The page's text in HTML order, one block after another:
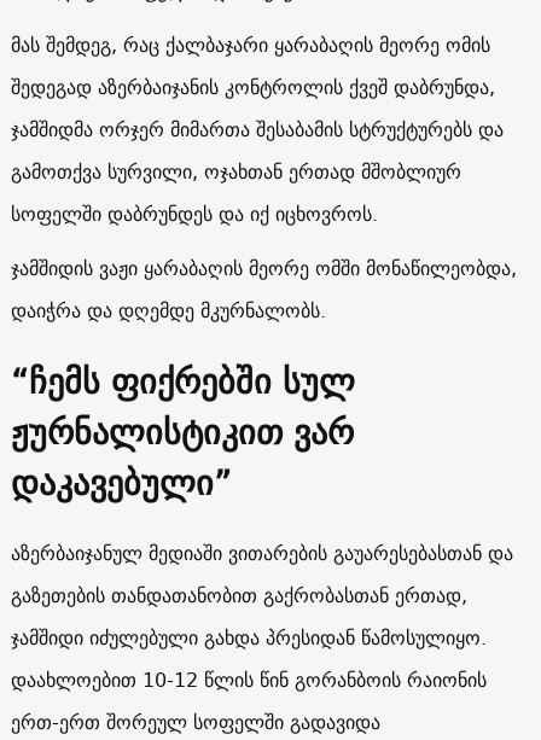
მას შემდეგ, რაც ქალბაჯარი ყარაბაღის მეორე ომის
შედეგად აზერბაიჯანის კონტროლის ქვეშ დაბრუნდა,
ჯამშიდმა ორჯერ მიმართა შესაბამის სტრუქტურებს და
გამოთქვა სურვილი, ოჯახთან ერთად მშობლიურ
სოფელში დაბრუნდეს და იქ იცხოვროს.
ჯამშიდის ვაჟი ყარაბაღის მეორე ომში მონაწილეობდა,
დაიჭრა და დღემდე მკურნალობს.
“ჩემს ფიქრებში სულ
ჟურნალისტიკით ვარ
დაკავებული”
აზერბაიჯანულ მედიაში ვითარების გაუარესებასთან და
გაზეთების თანდათანობით გაქრობასთან ერთად,
ჯამშიდი იძულებული გახდა პრესიდან წამოსულიყო.
დაახლოებით 10-12 წლის წინ გორანბოის რაიონის
ერთ-ერთ შორეულ სოფელში გადავიდა